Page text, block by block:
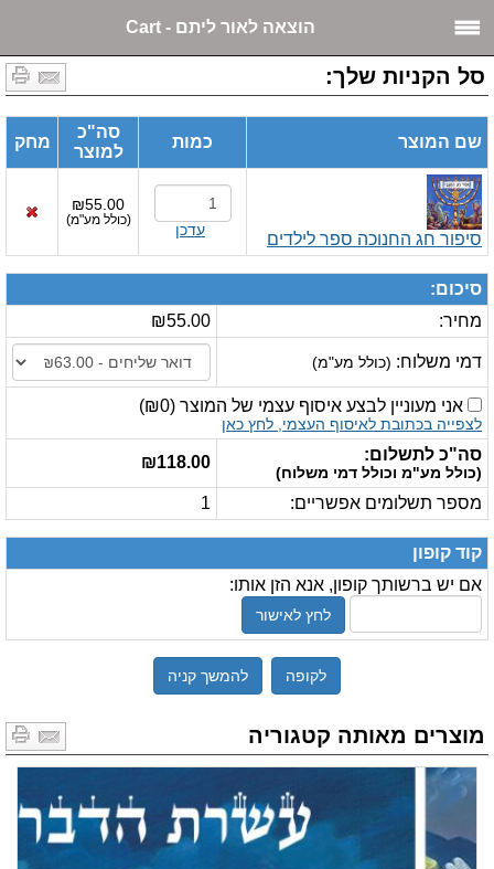
הוצאה לאור ליתם - Cart
סל הקניות שלך:
שם המוצר כמות
סה"כ
למוצר
מחק
סיפור חג החנוכה ספר לילדים עדכן
₪55.00
(כולל מע"מ)
סיכום:
מחיר:
₪55.00
דמי משלוח: (כולל מע"מ)
אני מעוניין לבצע איסוף עצמי של המוצר (
₪0
)
לצפייה בכתובת לאיסוף העצמי, לחץ כאן
סה"כ לתשלום:
(כולל מע"מ וכולל דמי משלוח)
₪118.00
מספר תשלומים אפשריים: 1
קוד קופון
אם יש ברשותך קופון, אנא הזן אותו:
לחץ לאישור
לקופה להמשך קניה
מוצרים מאותה קטגוריה